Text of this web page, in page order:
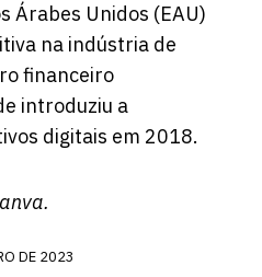
Árabes Unidos (EAU)
na indústria de
financeiro
introduziu a
digitais em 2018.
DE 2023